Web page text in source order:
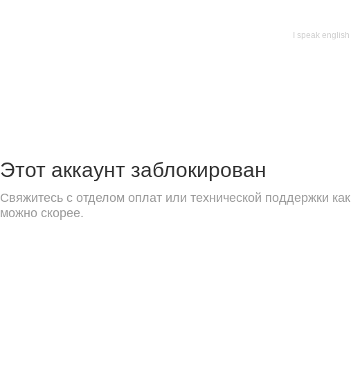
I speak english
Этот аккаунт заблокирован
Свяжитесь с отделом оплат или технической поддержки как
можно скорее.